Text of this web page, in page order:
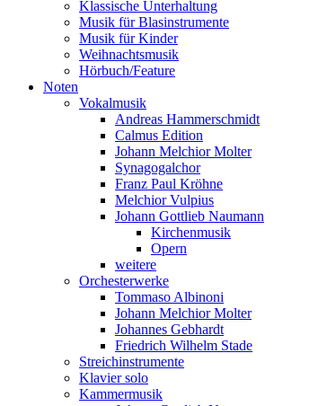
Klassische Unterhaltung
Musik für Blasinstrumente
Musik für Kinder
Weihnachtsmusik
Hörbuch/Feature
Noten
Vokalmusik
Andreas Hammerschmidt
Calmus Edition
Johann Melchior Molter
Synagogalchor
Franz Paul Kröhne
Melchior Vulpius
Johann Gottlieb Naumann
Kirchenmusik
Opern
weitere
Orchesterwerke
Tommaso Albinoni
Johann Melchior Molter
Johannes Gebhardt
Friedrich Wilhelm Stade
Streichinstrumente
Klavier solo
Kammermusik